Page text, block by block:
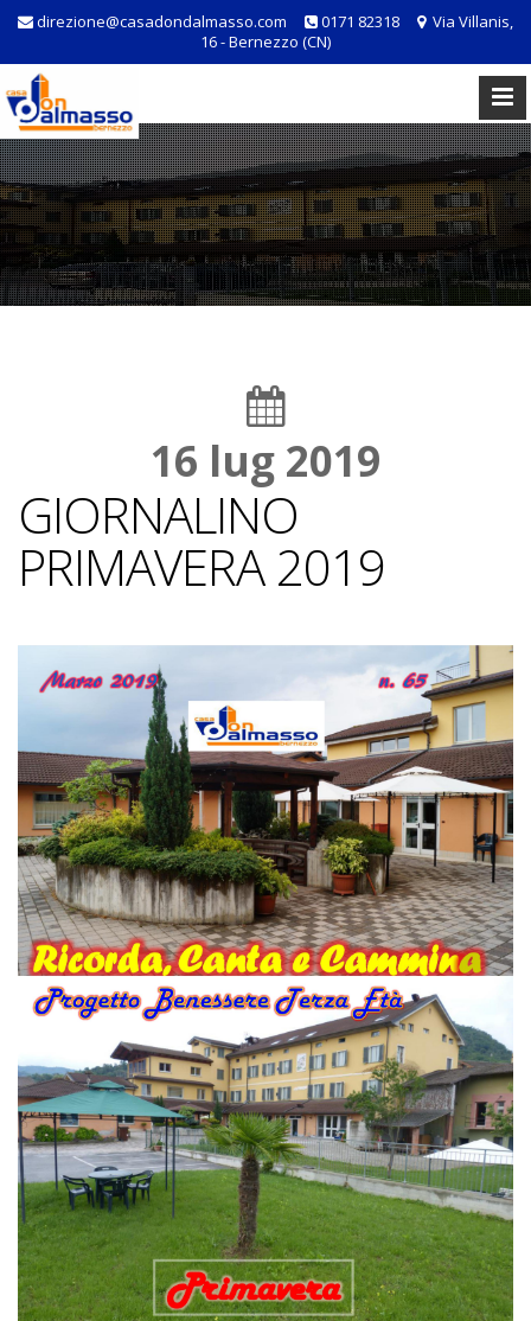
direzione@casadondalmasso.com 0171 82318
Via Villanis,
16 - Bernezzo (CN)
16 lug 2019
GIORNALINO
PRIMAVERA 2019